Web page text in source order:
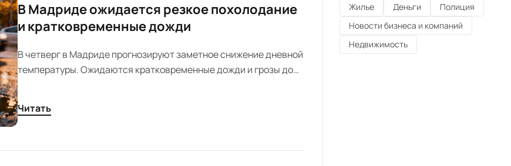
В Мадриде ожидается резкое похолодание
и кратковременные дожди
В четверг в Мадриде прогнозируют заметное снижение дневной
температуры. Ожидаются кратковременные дожди и грозы до
Читать
Жилье
Деньги
Полиция
Новости бизнеса и компаний
Недвижимость